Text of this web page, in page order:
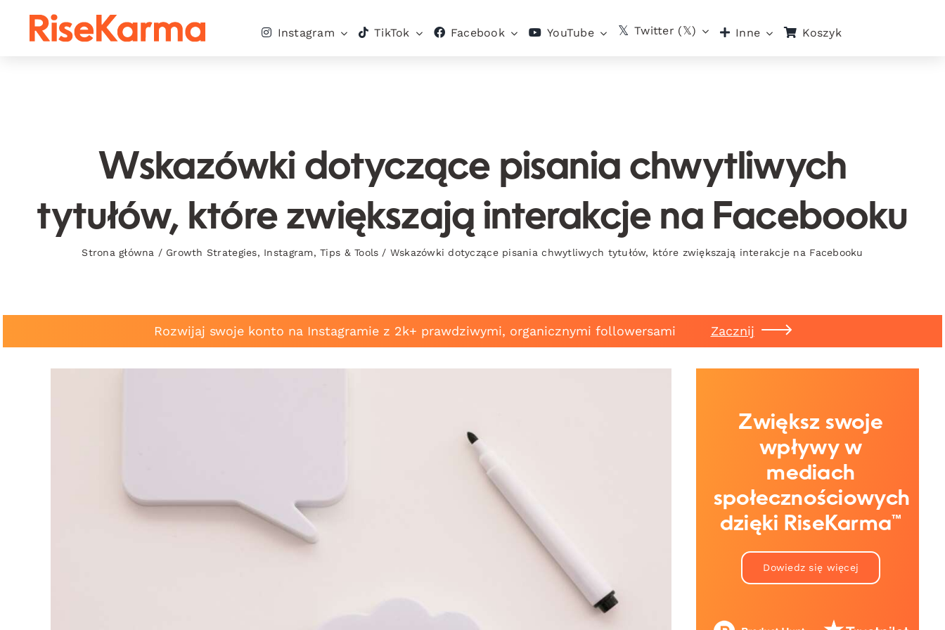
Instagram TikTok Facebook YouTube Twitter (𝕏) Inne Koszyk
Wskazówki dotyczące pisania chwytliwych
tytułów, które zwiększają interakcje na Facebooku
Strona główna / Growth Strategies, Instagram,Tips & Tools / Wskazówki dotyczące pisania chwytliwych tytułów, które zwiększają interakcje na Facebooku
Rozwijaj swoje konto na Instagramie z 2k+ prawdziwymi, organicznymi followersami Zacznij
Zwiększ swoje
wpływy w
mediach
społecznościowych
dzięki RiseKarma™
Dowiedz się więcej